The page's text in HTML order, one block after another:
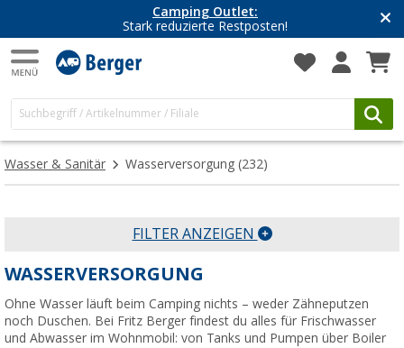
Camping Outlet:
Stark reduzierte Restposten!
Wasser & Sanitär Wasserversorgung (232)
FILTER ANZEIGEN
WASSERVERSORGUNG
Ohne Wasser läuft beim Camping nichts – weder Zähneputzen
noch Duschen. Bei Fritz Berger findest du alles für Frischwasser
und Abwasser im Wohnmobil: von Tanks und Pumpen über Boiler